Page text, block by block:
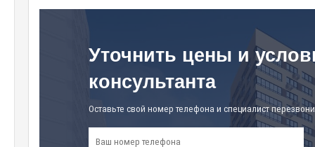
Уточнить цены и
консультанта
Оставьте свой номер телефона и специалист